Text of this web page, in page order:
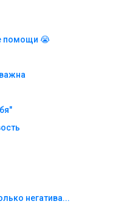
помощи 😭
негатива...